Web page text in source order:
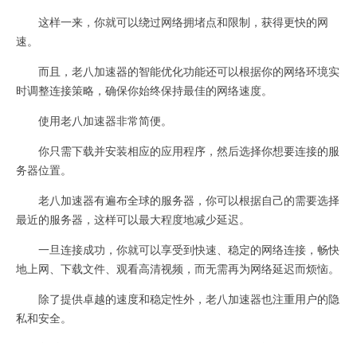
这样一来，你就可以绕过网络拥堵点和限制，获得更快的网
速。
而且，老八加速器的智能优化功能还可以根据你的网络环境实
时调整连接策略，确保你始终保持最佳的网络速度。
使用老八加速器非常简便。
你只需下载并安装相应的应用程序，然后选择你想要连接的服
务器位置。
老八加速器有遍布全球的服务器，你可以根据自己的需要选择
最近的服务器，这样可以最大程度地减少延迟。
一旦连接成功，你就可以享受到快速、稳定的网络连接，畅快
地上网、下载文件、观看高清视频，而无需再为网络延迟而烦恼。
除了提供卓越的速度和稳定性外，老八加速器也注重用户的隐
私和安全。